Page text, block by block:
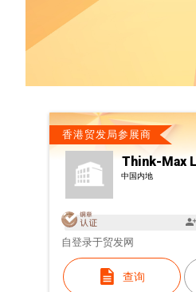
香港贸发局参展商
Think-Max
中国内地
自登录于贸发网
查询